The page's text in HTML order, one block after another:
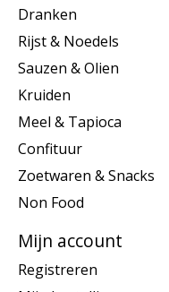
Dranken
Rijst & Noedels
Sauzen & Olien
Kruiden
Meel & Tapioca
Confituur
Zoetwaren & Snacks
Non Food
Mijn account
Registreren